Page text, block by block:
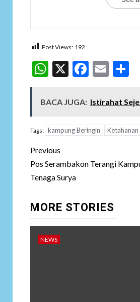
Post Views: 192
WhatsApp
X Email
BACA JUGA: Istirahat
Tags: kampung Beringin Ketahanan
Post
navigation
Previous
Pos Serambakon Terangi
Tenaga Surya
MORE STORIES
NEWS